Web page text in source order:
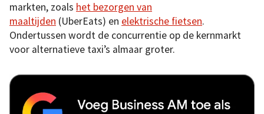
markten, zoals het bezorgen van
maaltijden (UberEats) en elektrische fietsen.
Ondertussen wordt de concurrentie op de kernmarkt
voor alternatieve taxi’s almaar groter.